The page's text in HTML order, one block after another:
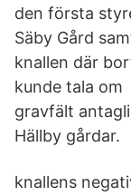
den första
Säby Gård
knallen där
kunde tala
gravfält
Hällby gårdar.
knallens